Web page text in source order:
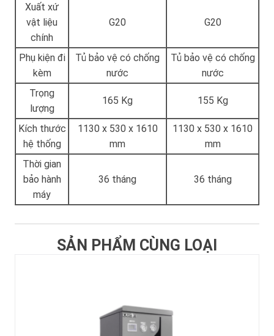
Xuất xứ
vật liệu
chính
G20 G20
Phụ kiện đi
kèm
Tủ bảo vệ có chống
nước
Tủ bảo vệ có chống
nước
Trọng
lượng
165 Kg 155 Kg
Kích thước
hệ thống
1130 x 530 x 1610
mm
1130 x 530 x 1610
mm
Thời gian
bảo hành
máy
36 tháng 36 tháng
SẢN PHẨM CÙNG LOẠI